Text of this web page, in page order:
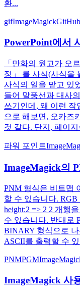
환...
gifImageMagickGitHub
PowerPoint에서
「만화의 원고가 오
정」 를 사식(사식을
사식의 일을 맡고 있
들어 말풍선과 대사
쓰기인데, 왜 이런 작
으로 해보면, 오카즈
것 같다. 단지, 페이
파워 포인트
ImageMagick의
PNM 형식은 비트맵
할 수 있습니다. RGB
height:2 => 2 2 개행
수 있습니다. 반대로
BINARY 형식으로 나
ASCII를 출력할 수
PNMPGM
ImageMagick 사